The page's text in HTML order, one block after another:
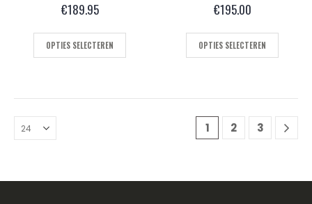
€189.95
OPTIES SELECTEREN
€195.00
OPTIES SELECTEREN
1 2 3